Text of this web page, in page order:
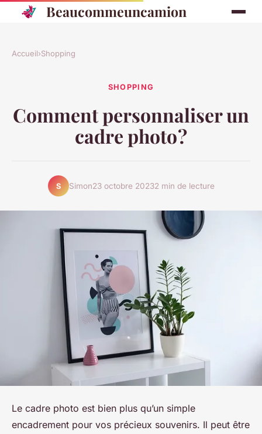
Beaucommeuncamion
Accueil›Shopping
SHOPPING
Comment personnaliser un
cadre photo ?
S Simon23 octobre 20232 min de lecture
Le cadre photo est bien plus qu’un simple
encadrement pour vos précieux souvenirs. Il peut être